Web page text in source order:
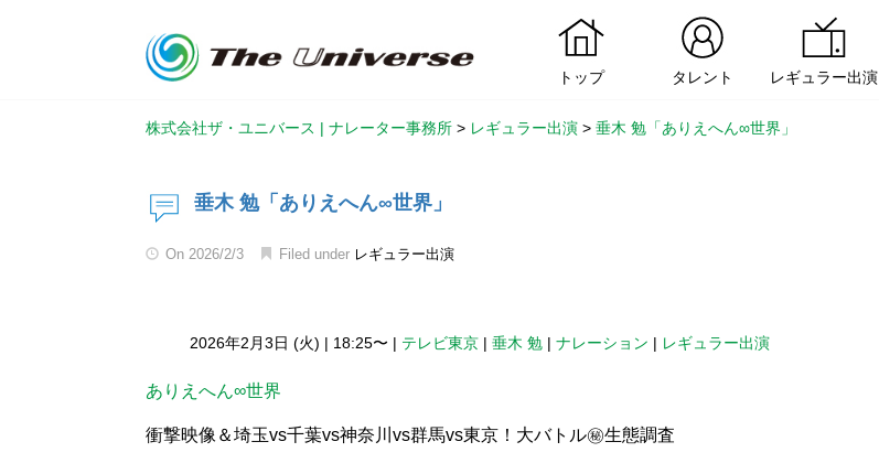
トップ タレント レギュラー出演
株式会社ザ・ユニバース | ナレーター事務所 > レギュラー出演 > 垂木 勉「ありえへん∞世界」
垂木 勉「ありえへん∞世界」
On 2026/2/3 Filed under レギュラー出演
2026年2月3日 (火) | 18:25〜 | テレビ東京 | 垂木 勉 | ナレーション | レギュラー出演
ありえへん∞世界
衝撃映像＆埼玉vs千葉vs神奈川vs群馬vs東京！大バトル㊙生態調査